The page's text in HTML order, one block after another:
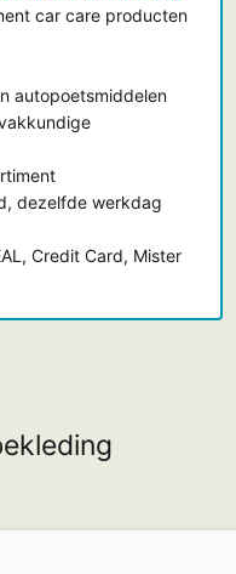
car care producten
autopoetsmiddelen
dezelfde werkdag
Credit Card, Mister